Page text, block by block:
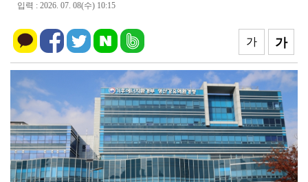
(재)전라남도청소년미래재단, 아동·청소년 범죄예방 캠페…
영암 가뭄 '비상'… 서삼석 농해수위원장, 현장 점검
광양시 광영도서관, "AI 작가" 길 위의 인문학
입력 : 2026. 07. 08(수) 10:15
가
가